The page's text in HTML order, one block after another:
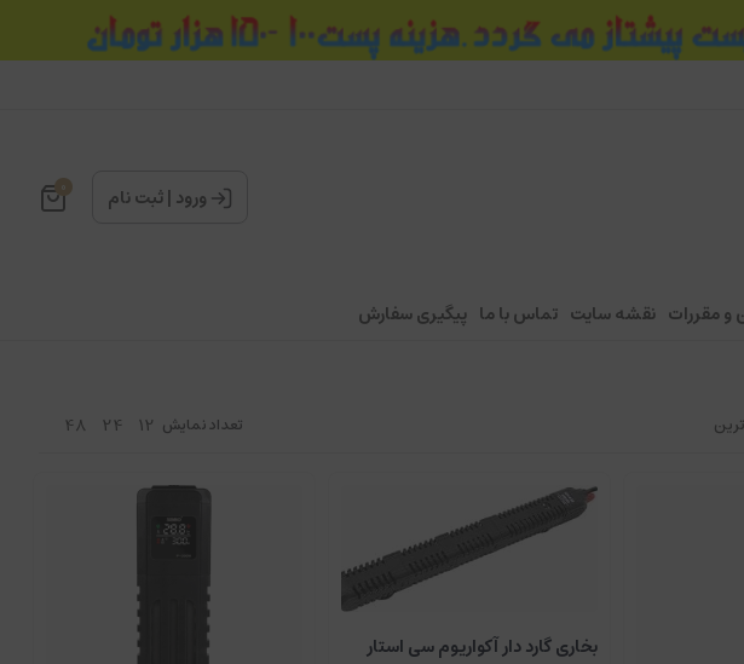
ورود |ثبت نام 0
و مقررات نقشه سایت تماس با ما پیگیری سفارش
تعداد نمایش 12
24
48
بخاری گارد دار آکواریوم سی استار